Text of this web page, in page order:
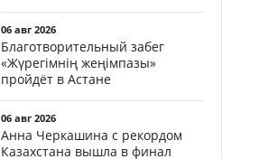
06 авг 2026
Благотворительный забег
«Жүрегімнің жеңімпазы»
пройдёт в Астане
06 авг 2026
Анна Черкашина с рекордом
Казахстана вышла в финал